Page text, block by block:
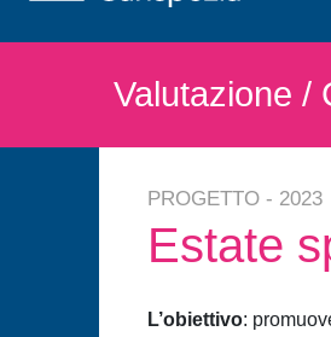
Valutazione /
PROGETTO - 2023
Estate
L’obiettivo: